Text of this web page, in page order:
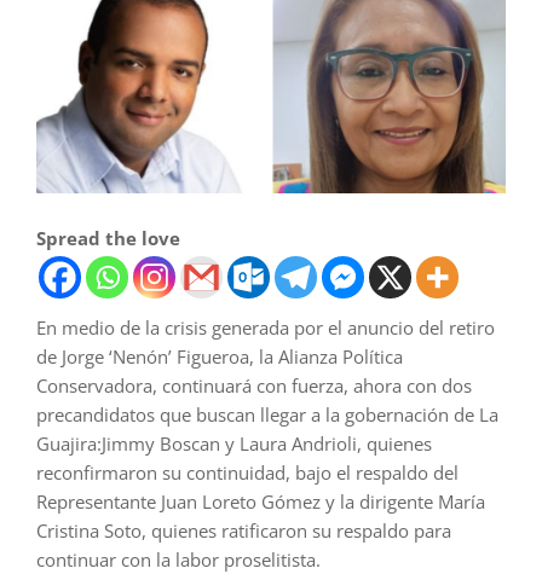
Spread the love
En medio de la crisis generada por el anuncio del retiro
de Jorge ‘Nenón’ Figueroa, la Alianza Política
Conservadora, continuará con fuerza, ahora con dos
precandidatos que buscan llegar a la gobernación de La
Guajira:Jimmy Boscan y Laura Andrioli, quienes
reconfirmaron su continuidad, bajo el respaldo del
Representante Juan Loreto Gómez y la dirigente María
Cristina Soto, quienes ratificaron su respaldo para
continuar con la labor proselitista.